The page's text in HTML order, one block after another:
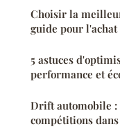
Choisir la
guide pour
5 astuces
performance et
Drift automobile :
compétitions